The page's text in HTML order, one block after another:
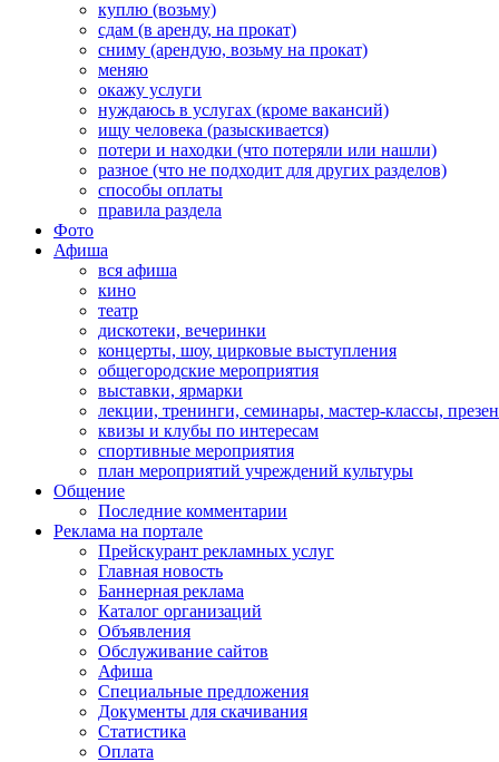
куплю (возьму)
сдам (в аренду, на прокат)
сниму (арендую, возьму на прокат)
меняю
окажу услуги
нуждаюсь в услугах (кроме вакансий)
ищу человека (разыскивается)
потери и находки (что потеряли или нашли)
разное (что не подходит для других разделов)
способы оплаты
правила раздела
Фото
Афиша
вся афиша
кино
театр
дискотеки, вечеринки
концерты, шоу, цирковые выступления
общегородские мероприятия
выставки, ярмарки
лекции, тренинги, семинары, мастер-классы,
квизы и клубы по интересам
спортивные мероприятия
план мероприятий учреждений культуры
Общение
Последние комментарии
Реклама на портале
Прейскурант рекламных услуг
Главная новость
Баннерная реклама
Каталог организаций
Объявления
Обслуживание сайтов
Афиша
Специальные предложения
Документы для скачивания
Статистика
Оплата